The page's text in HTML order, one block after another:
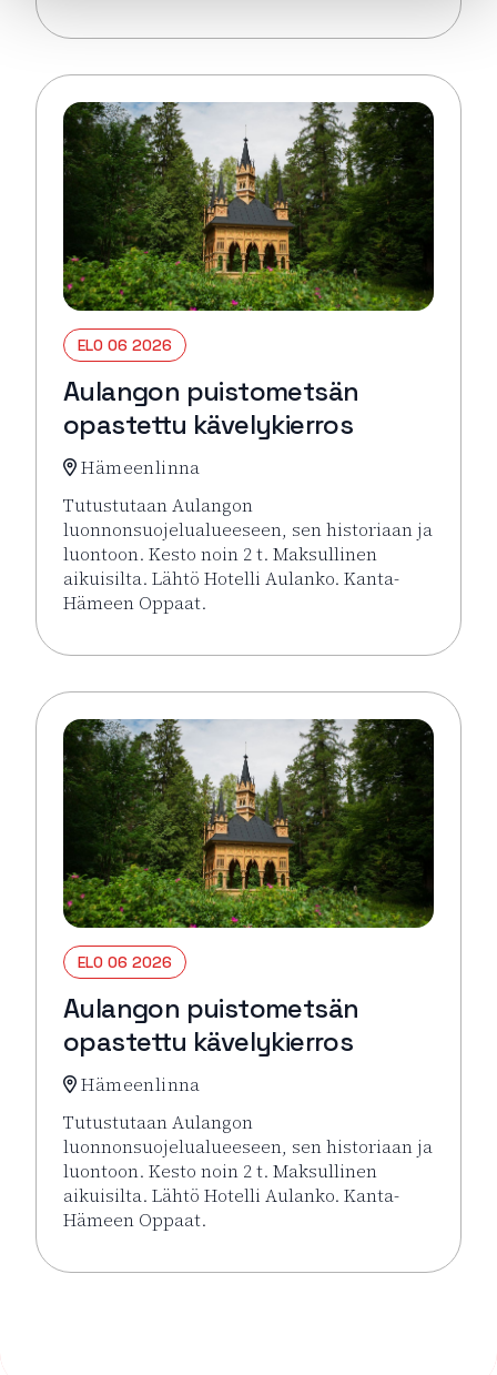
Lue lisää tapahtumasta Aulangon puistometsän
ELO 06 2026
Aulangon puistometsän
opastettu kävelykierros
Hämeenlinna
Tutustutaan Aulangon
luonnonsuojelualueeseen, sen historiaan ja
luontoon. Kesto noin 2 t. Maksullinen
aikuisilta. Lähtö Hotelli Aulanko. Kanta-
Hämeen Oppaat.
Lue lisää tapahtumasta Aulangon puistometsän
ELO 06 2026
Aulangon puistometsän
opastettu kävelykierros
Hämeenlinna
Tutustutaan Aulangon
luonnonsuojelualueeseen, sen historiaan ja
luontoon. Kesto noin 2 t. Maksullinen
aikuisilta. Lähtö Hotelli Aulanko. Kanta-
Hämeen Oppaat.
Lue lisää tapahtumasta Aulangon puistometsän